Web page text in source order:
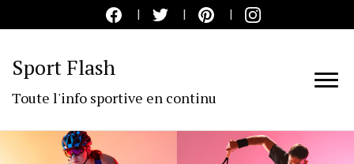
Sport Flash
Toute l'info sportive en continu